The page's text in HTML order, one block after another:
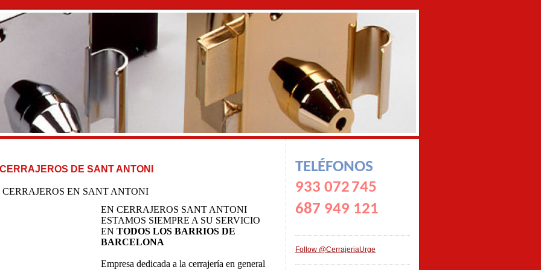
CERRAJEROS DE SANT ANTONI
CERRAJEROS EN SANT ANTONI
EN CERRAJEROS SANT ANTONI
ESTAMOS SIEMPRE A SU SERVICIO
EN TODOS LOS BARRIOS DE
BARCELONA
Empresa dedicada a la cerrajería en general
TELÉFONOS
933 072745
687 949 121
Follow @CerrajeriaUrge